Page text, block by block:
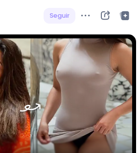
Seguir